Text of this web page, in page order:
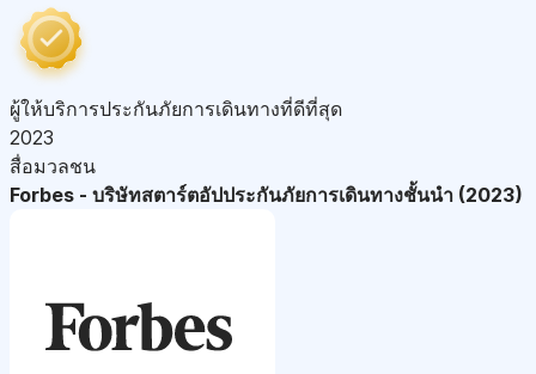
ผู้ให้บริการประกันภัยการเดินทางที่ดีที่สุด
2023
สื่อมวลชน
Forbes - บริษัทสตาร์ตอัปประกันภัยการเดินทางชั้นนำ (2023)